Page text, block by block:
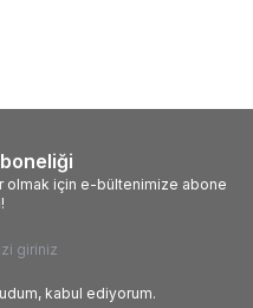
olmak için e-bültenimize abone
kabul ediyorum.